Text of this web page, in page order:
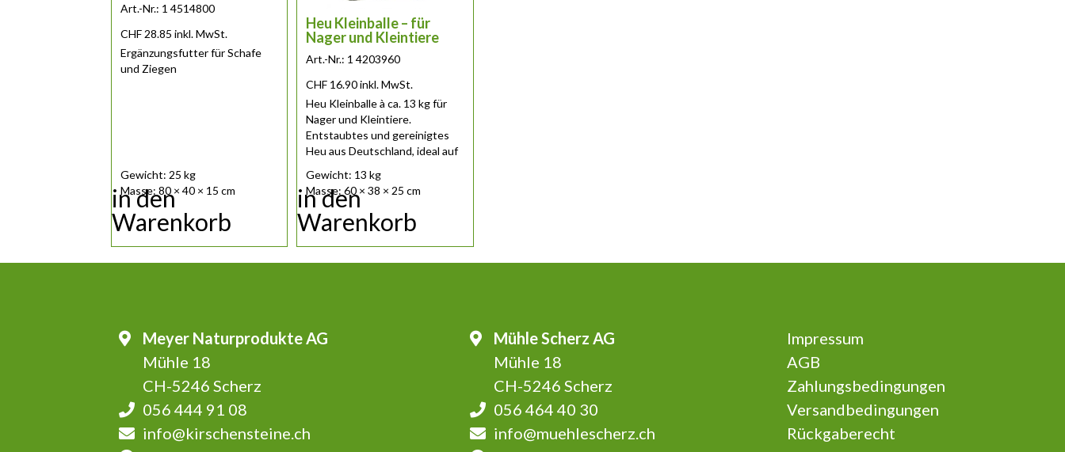
Art.-Nr.: 1 4514800
CHF28.85 inkl. MwSt.
Ergänzungsfutter für Schafe
und Ziegen
Gewicht: 25 kg
Masse: 80 × 40 × 15 cm
in den
Warenkorb
Heu Kleinballe – für
Nager und Kleintiere
Art.-Nr.: 1 4203960
CHF16.90inkl. MwSt.
Heu Kleinballe à ca. 13 kg für
Nager und Kleintiere.
Entstaubtes und gereinigtes
Heu aus Deutschland, ideal auf
Gewicht: 13 kg
Masse: 60 × 38 × 25 cm
in den
Warenkorb
Meyer Naturprodukte AG
Mühle 18
CH-5246 Scherz
056 444 91 08
info@kirschensteine.ch
Mühle Scherz AG
Mühle 18
CH-5246 Scherz
056 464 40 30
info@muehlescherz.ch
Impressum
AGB
Zahlungsbedingungen
Versandbedingungen
Rückgaberecht